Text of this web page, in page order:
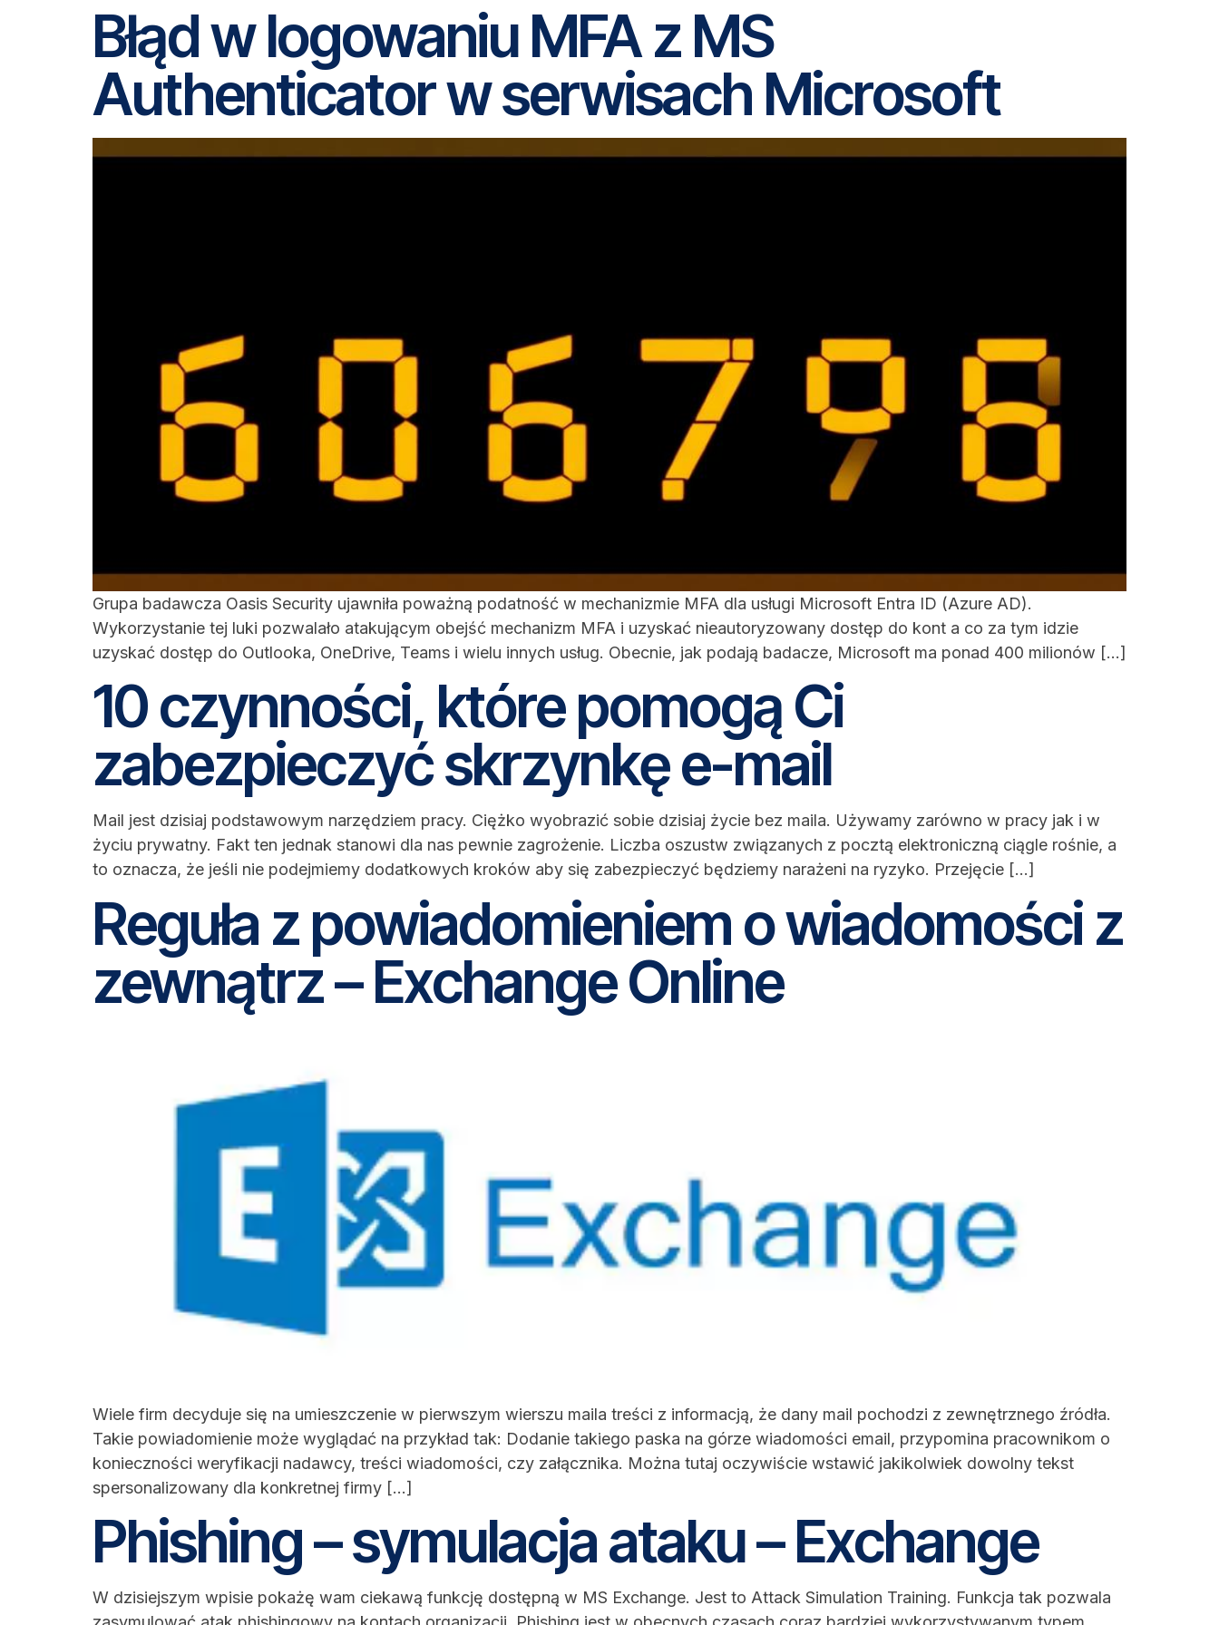
Błąd w logowaniu MFA z MS
Authenticator w serwisach Microsoft
Grupa badawcza Oasis Security ujawniła poważną podatność w mechanizmie MFA dla usługi Microsoft Entra ID (Azure AD).
Wykorzystanie tej luki pozwalało atakującym obejść mechanizm MFA i uzyskać nieautoryzowany dostęp do kont a co za tym idzie
uzyskać dostęp do Outlooka, OneDrive, Teams i wielu innych usług. Obecnie, jak podają badacze, Microsoft ma ponad 400 milionów […]
10 czynności, które pomogą Ci
zabezpieczyć skrzynkę e-mail
Mail jest dzisiaj podstawowym narzędziem pracy. Ciężko wyobrazić sobie dzisiaj życie bez maila. Używamy zarówno w pracy jak i w
życiu prywatny. Fakt ten jednak stanowi dla nas pewnie zagrożenie. Liczba oszustw związanych z pocztą elektroniczną ciągle rośnie, a
to oznacza, że jeśli nie podejmiemy dodatkowych kroków aby się zabezpieczyć będziemy narażeni na ryzyko. Przejęcie […]
Reguła z powiadomieniem o wiadomości z
zewnątrz – Exchange Online
Wiele firm decyduje się na umieszczenie w pierwszym wierszu maila treści z informacją, że dany mail pochodzi z zewnętrznego źródła.
Takie powiadomienie może wyglądać na przykład tak: Dodanie takiego paska na górze wiadomości email, przypomina pracownikom o
konieczności weryfikacji nadawcy, treści wiadomości, czy załącznika. Można tutaj oczywiście wstawić jakikolwiek dowolny tekst
spersonalizowany dla konkretnej firmy […]
Phishing – symulacja ataku – Exchange
W dzisiejszym wpisie pokażę wam ciekawą funkcję dostępną w MS Exchange. Jest to Attack Simulation Training. Funkcja tak pozwala